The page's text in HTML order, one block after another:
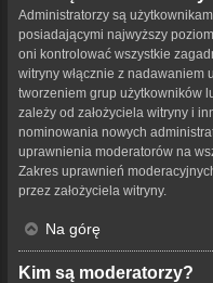
Administratorzy są
posiadającymi najwyższy
oni kontrolować wszystkie
witryny włącznie z nadawaniem
tworzeniem grup użytkowników
zależy od założyciela witryny i
nominowania nowych
uprawnienia moderatorów na
Zakres uprawnień
przez założyciela witryny.
Na górę
Kim są moderatorzy?